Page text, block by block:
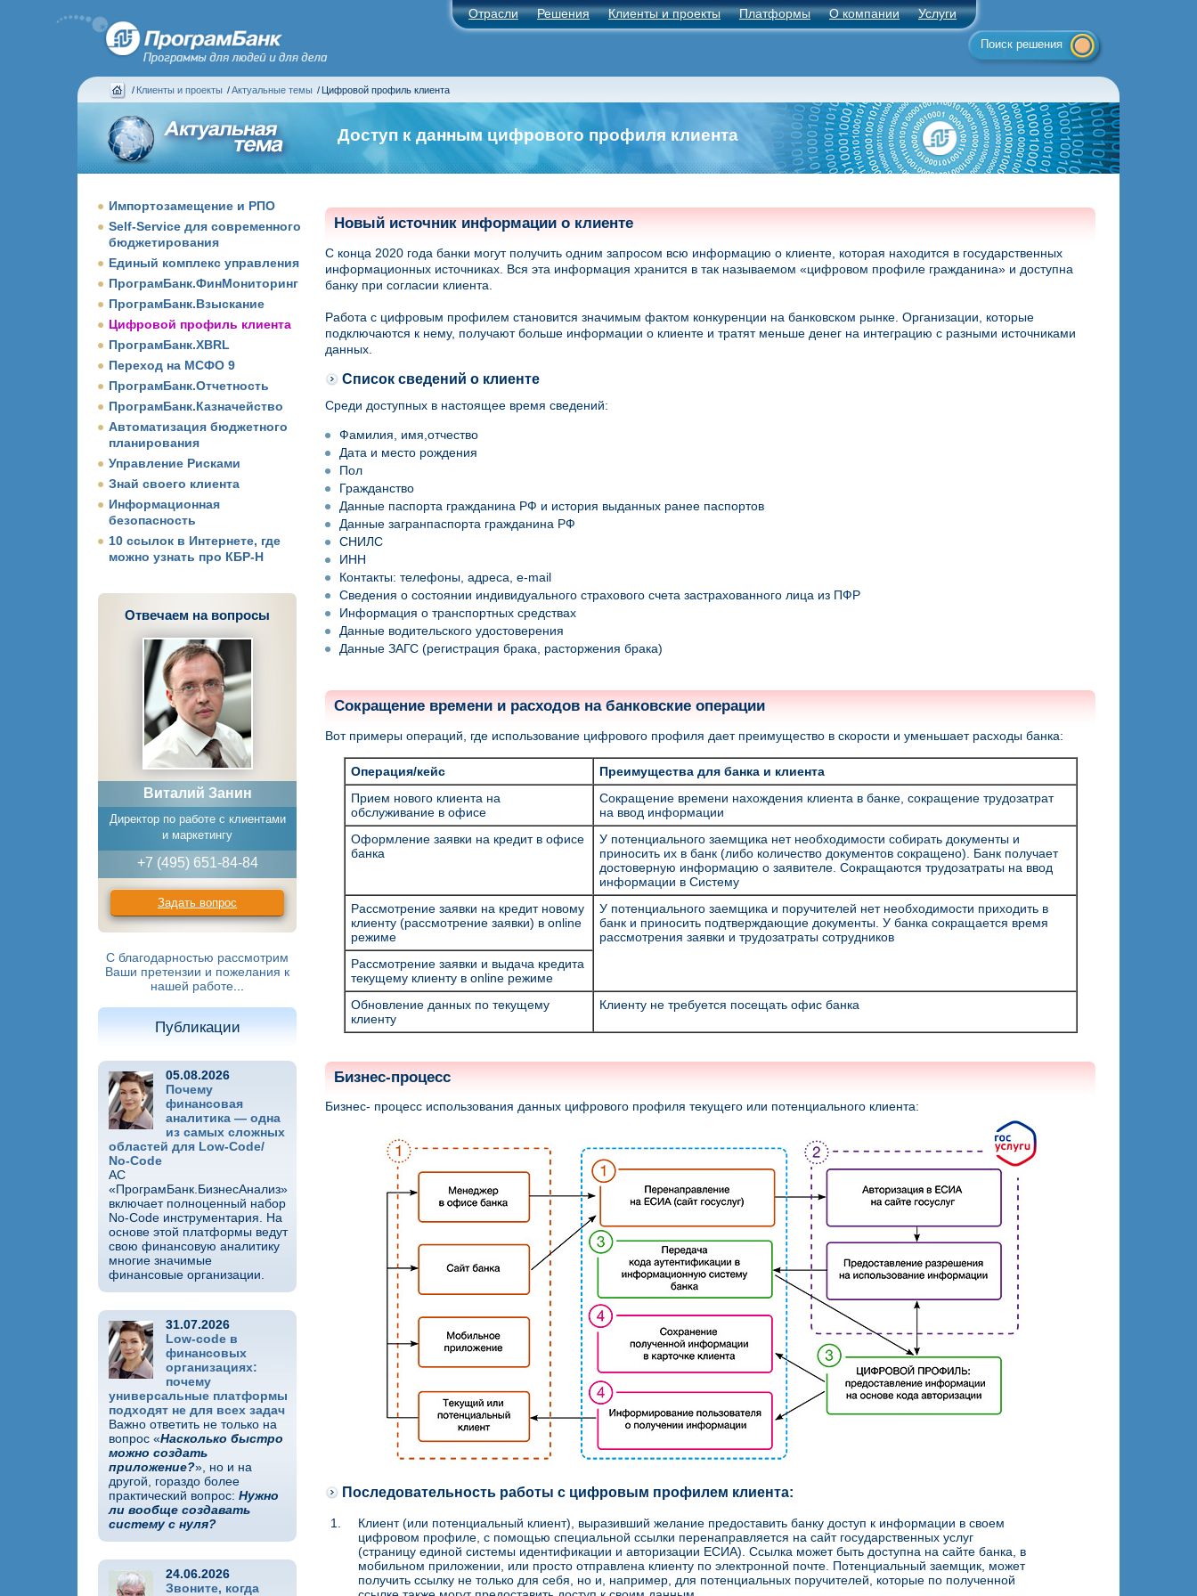
Поиск решения
Отрасли Решения Клиенты и проекты Платформы О компании Услуги
/ Клиенты и проекты /Актуальные темы / Цифровой профиль клиента
Доступ к данным цифрового профиля клиента
Импортозамещение и РПО
Self-Service для современного
бюджетирования
Единый комплекс управления
ПрограмБанк.ФинМониторинг
ПрограмБанк.Взыскание
Цифровой профиль клиента
ПрограмБанк.XBRL
Переход на МСФО 9
ПрограмБанк.Отчетность
ПрограмБанк.Казначейство
Автоматизация бюджетного
планирования
Управление Рисками
Знай своего клиента
Информационная
безопасность
10 ссылок в Интернете, где
можно узнать про КБР-Н
Отвечаем на вопросы
Виталий Занин
Директор по работе с клиентами
и маркетингу
+7 (495) 651-84-84
Задать вопрос
С благодарностью рассмотрим
Ваши претензии и пожелания к
нашей работе
Публикации
05.08.2026
Почему
финансовая
аналитика — одна
из самых сложных
областей для Low-Code/
No-Code
АС
«ПрограмБанк.БизнесАнализ»
включает полноценный набор
No-Code инструментария. На
основе этой платформы ведут
свою финансовую аналитику
многие значимые
финансовые организации.
31.07.2026
Low-code в
финансовых
организациях:
почему
универсальные платформы
подходят не для всех задач
Важно ответить не только на
вопрос «Насколько быстро
можно создать
приложение?», но и на
другой, гораздо более
практический вопрос:Нужно
ли вообще создавать
систему с нуля?
24.06.2026
Звоните, когда
Новый источник информации о клиенте
С конца 2020 года банки могут получить одним запросом всю информацию о клиенте, которая находится в государственных
информационных источниках. Вся эта информация хранится в так называемом «цифровом профиле гражданина» и доступна
банку при согласии клиента.
Работа с цифровым профилем становится значимым фактом конкуренции на банковском рынке. Организации, которые
подключаются к нему, получают больше информации о клиенте и тратят меньше денег на интеграцию с разными источниками
данных.
Список сведений о клиенте
Среди доступных в настоящее время сведений:
Фамилия, имя,отчество
Дата и место рождения
Пол
Гражданство
Данные паспорта гражданина РФ и история выданных ранее паспортов
Данные загранпаспорта гражданина РФ
СНИЛС
ИНН
Контакты: телефоны, адреса, e-mail
Сведения о состоянии индивидуального страхового счета застрахованного лица из ПФР
Информация о транспортных средствах
Данные водительского удостоверения
Данные ЗАГС (регистрация брака, расторжения брака)
Сокращение времени и расходов на банковские операции
Вот примеры операций, где использование цифрового профиля дает преимущество в скорости и уменьшает расходы банка:
Операция/кейс
Преимущества для банка и клиента
Прием нового клиента на
обслуживание в офисе
Сокращение времени нахождения клиента в банке, сокращение трудозатрат
на ввод информации
Оформление заявки на кредит в офисе
банка
У потенциального заемщика нет необходимости собирать документы и
приносить их в банк (либо количество документов сокращено). Банк получает
достоверную информацию о заявителе. Сокращаются трудозатраты на ввод
информации в Систему
Рассмотрение заявки на кредит новому
клиенту (рассмотрение заявки) в online
режиме
У потенциального заемщика и поручителей нет необходимости приходить в
банк и приносить подтверждающие документы. У банка сокращается время
рассмотрения заявки и трудозатраты сотрудников
Рассмотрение заявки и выдача кредита
текущему клиенту в online режиме
Обновление данных по текущему
клиенту
Клиенту не требуется посещать офис банка
Бизнес-процесс
Бизнес- процесс использования данных цифрового профиля текущего или потенциального клиента:
Последовательность работы с цифровым профилем клиента:
1.
Клиент (или потенциальный клиент), выразивший желание предоставить банку доступ к информации в своем
цифровом профиле, с помощью специальной ссылки перенаправляется на сайт государственных услуг
(страницу единой системы идентификации и авторизации ЕСИА). Ссылка может быть доступна на сайте банка, в
мобильном приложении, или просто отправлена клиенту по электронной почте. Потенциальный заемщик, может
получить ссылку не только для себя, но и, например, для потенциальных поручителей, которые по полученной